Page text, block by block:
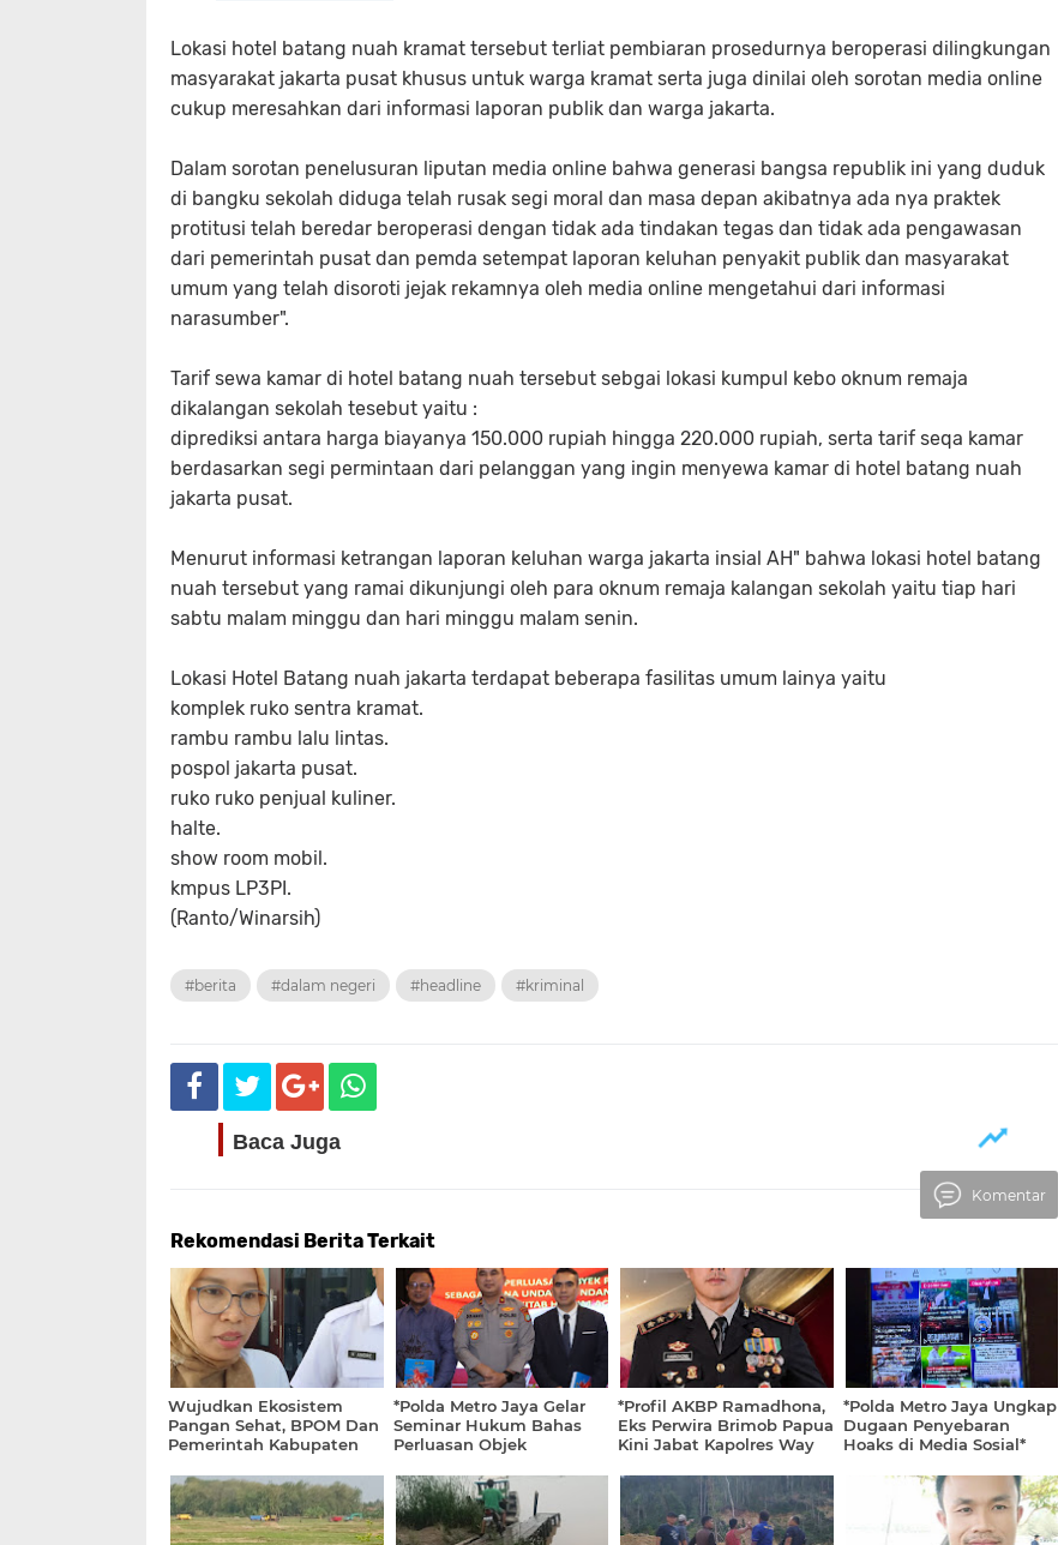
Lokasi hotel batang nuah kramat tersebut terliat pembiaran prosedurnya beroperasi dilingkungan
masyarakat jakarta pusat khusus untuk warga kramat serta juga dinilai oleh sorotan media online
cukup meresahkan dari informasi laporan publik dan warga jakarta.
Dalam sorotan penelusuran liputan media online bahwa generasi bangsa republik ini yang duduk
di bangku sekolah diduga telah rusak segi moral dan masa depan akibatnya ada nya praktek
protitusi telah beredar beroperasi dengan tidak ada tindakan tegas dan tidak ada pengawasan
dari pemerintah pusat dan pemda setempat laporan keluhan penyakit publik dan masyarakat
umum yang telah disoroti jejak rekamnya oleh media online mengetahui dari informasi
narasumber".
Tarif sewa kamar di hotel batang nuah tersebut sebgai lokasi kumpul kebo oknum remaja
dikalangan sekolah tesebut yaitu :
diprediksi antara harga biayanya 150.000 rupiah hingga 220.000 rupiah, serta tarif seqa kamar
berdasarkan segi permintaan dari pelanggan yang ingin menyewa kamar di hotel batang nuah
jakarta pusat.
Menurut informasi ketrangan laporan keluhan warga jakarta insial AH" bahwa lokasi hotel batang
nuah tersebut yang ramai dikunjungi oleh para oknum remaja kalangan sekolah yaitu tiap hari
sabtu malam minggu dan hari minggu malam senin.
Lokasi Hotel Batang nuah jakarta terdapat beberapa fasilitas umum lainya yaitu
komplek ruko sentra kramat.
rambu rambu lalu lintas.
pospol jakarta pusat.
ruko ruko penjual kuliner.
halte.
show room mobil.
kmpus LP3PI.
(Ranto/Winarsih)
#berita #dalam negeri #headline #kriminal
Komentar
Rekomendasi Berita Terkait
Wujudkan Ekosistem
Pangan Sehat, BPOM Dan
Pemerintah Kabupaten
Program Pangan Aman
*Polda Metro Jaya Gelar
Seminar Hukum Bahas
Perluasan Objek
KUHAP Baru*
*Profil AKBP Ramadhona,
Eks Perwira Brimob Papua
Kini Jabat Kapolres Way
*Polda Metro Jaya Ungkap
Dugaan Penyebaran
Hoaks di Media Sosial*